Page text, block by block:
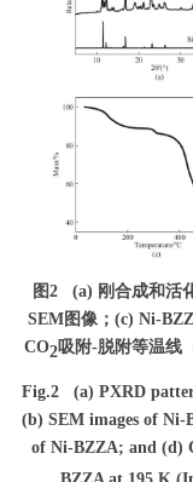
图2
(a) 刚合成和活
SEM图像；(c) Ni-
CO2吸附-脱附等温线
Fig.2
(a) PXRD
(b) SEM images of Ni-
of Ni-BZZA; and (d)